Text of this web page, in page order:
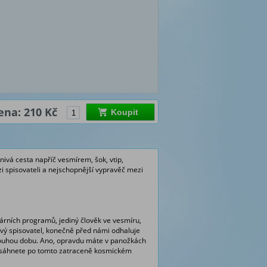
210 Kč Koupit
cesta napříč vesmírem, šok, vtip,
spisovateli a nejschopnější vypravěč mezi
programů, jediný člověk ve vesmíru,
spisovatel, konečně před námi odhaluje
dobu. Ano, opravdu máte v panožkách
po tomto zatraceně kosmickém